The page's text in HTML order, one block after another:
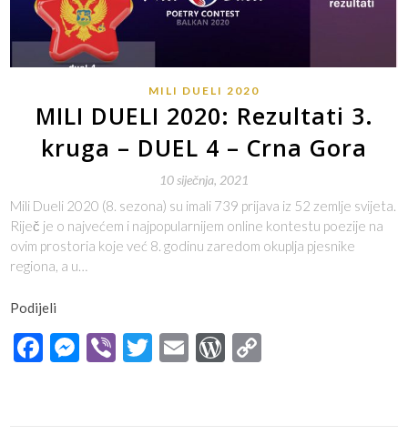
MILI DUELI 2020
MILI DUELI 2020: Rezultati 3.
kruga – DUEL 4 – Crna Gora
10 siječnja, 2021
Mili Dueli 2020 (8. sezona) su imali 739 prijava iz 52 zemlje svijeta.
Riječ je o najvećem i najpopularnijem online kontestu poezije na
ovim prostoria koje već 8. godinu zaredom okuplja pjesnike
regiona, a u…
Podijeli
Facebook
Messenger
ViberTwitter
EmailWordPress